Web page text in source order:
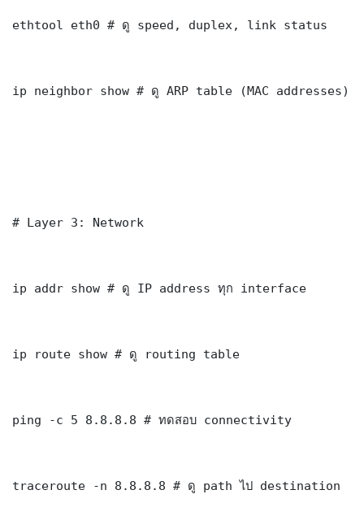
ethtool eth0 # ดู speed, duplex, link status
ip neighbor show # ดู ARP table (MAC addresses)
# Layer 3: Network
ip addr show # ดู IP address ทุก interface
ip route show # ดู routing table
ping -c 5 8.8.8.8 # ทดสอบ connectivity
traceroute -n 8.8.8.8 # ดู path ไป destination